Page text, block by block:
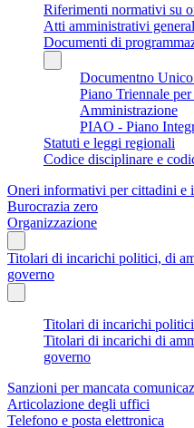
Riferimenti normativi su
Atti amministrativi
Documenti di
Documentno
Piano Triennale
Amministrazione
PIAO - Piano
Statuti e leggi regionali
Codice disciplinare e
Oneri informativi per cittadini e
Burocrazia zero
Organizzazione
Titolari di incarichi politici, di
governo
Titolari di incarichi politici
Titolari di incarichi di
governo
Sanzioni per mancata
Articolazione degli uffici
Telefono e posta elettronica